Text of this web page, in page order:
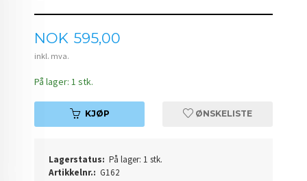
Pris
NOK 595,00
inkl. mva.
På lager: 1 stk.
KJØP ØNSKELISTE
Lagerstatus: På lager: 1 stk.
Artikkelnr.: G162